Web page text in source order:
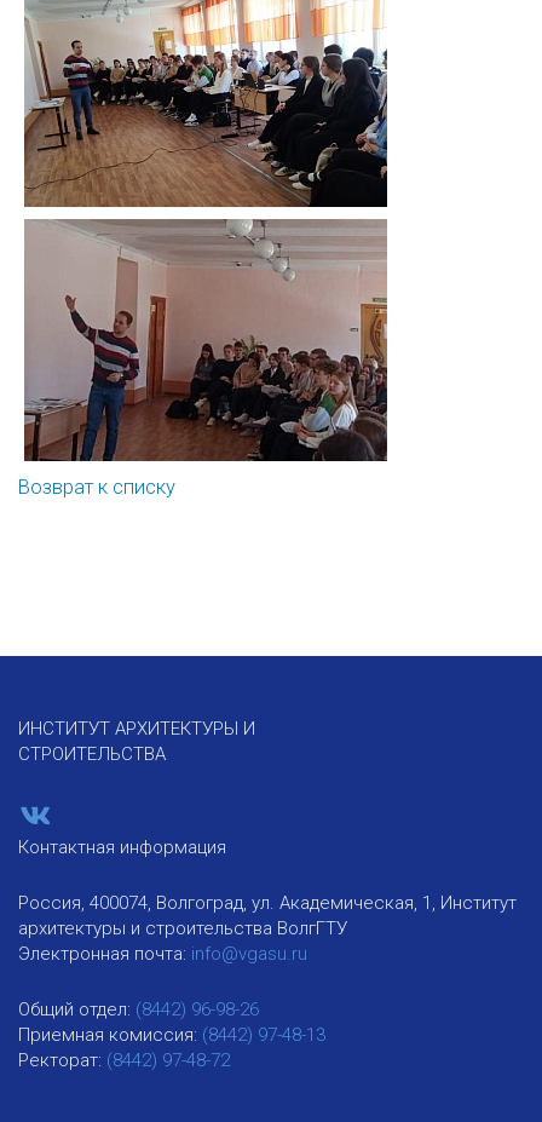
Возврат к списку
ИНСТИТУТ АРХИТЕКТУРЫ И
СТРОИТЕЛЬСТВА
Контактная информация
Россия, 400074, Волгоград, ул. Академическая, 1, Институт
архитектуры и строительства ВолгГТУ
Электронная почта: info@vgasu.ru
Общий отдел: (8442) 96-98-26
Приемная комиссия: (8442) 97-48-13
Ректорат: (8442) 97-48-72